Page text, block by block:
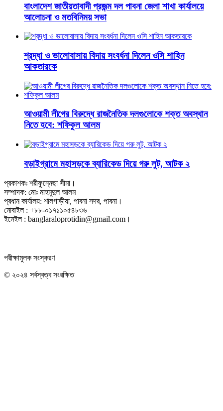
বাংলাদেশ জাতীয়তাবাদী প্রজন্ম দল পাবনা জেলা শাখা কার্যালয়ে
আলোচনা ও মতবিনিময় সভা
শ্রদ্ধা ও ভালোবাসায় বিদায় সংবর্ধনা দিলেন ওসি শাহিন
আকতারকে
আওয়ামী লীগের বিরুদ্ধে রাজনৈতিক দলগুলোকে শক্ত অবস্থান
নিতে হবে: শফিকুল আলম
বড়াইগ্রামে মহাসড়কে ব্যারিকেড দিয়ে গরু লুট, আটক ২
প্রকাশকঃ শরীফুন্নেছা সীমা।
সম্পাদক: মোঃ মাহমুদুল আলম
প্রধান কার্যালয়: শালগাড়ীয়া, পাবনা সদর, পাবনা।
মোবাইল : +৮৮-০১৭১১০৫৪৮৩৬
ইমেইল : banglaraloprotidin@gmail.com।
পরীক্ষামুলক সংস্করণ
© ২০২৪ সর্বস্বত্ব সংরক্ষিত